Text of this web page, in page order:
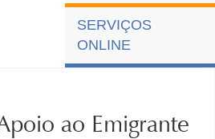
SERVIÇOS
ONLINE
ao Emigrante